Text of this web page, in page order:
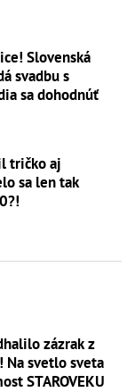
Slovenská
svadbu s
sa dohodnúť
tričko aj
sa len tak
zázrak z
Na svetlo sveta
STAROVEKU